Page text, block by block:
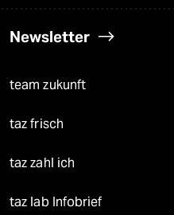
Newsletter
team zukunft
taz frisch
taz zahl ich
taz lab Infobrief